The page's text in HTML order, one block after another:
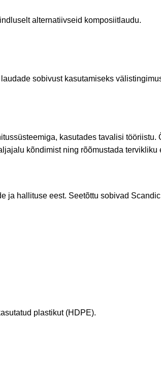
alternatiivseid komposiitlaudu.
sobivust kasutamiseks
kasutades tavalisi tööriistu.
kõndimist ning rõõmustada tervikliku
ja hallituse eest. Seetõttu sobivad
plastikut (HDPE).